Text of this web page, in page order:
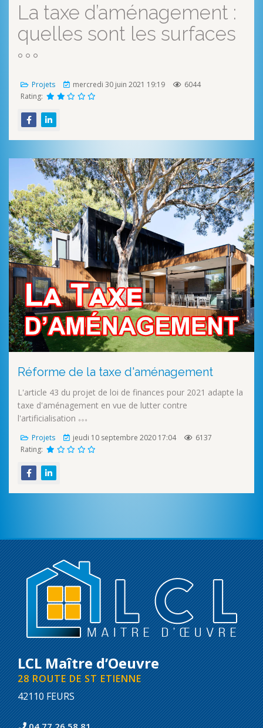
La taxe d’aménagement :
quelles sont les surfaces
Projets mercredi 30 juin 2021 19:19
6044
Rating:
Réforme de la taxe d'aménagement
L'article 43 du projet de loi de finances pour 2021 adapte la
taxe d'aménagement en vue de lutter contre
l'artificialisation
Projets jeudi 10 septembre 2020 17:04
6137
Rating:
LCL Maître d’Oeuvre
28 ROUTE DE ST ETIENNE
42110 FEURS